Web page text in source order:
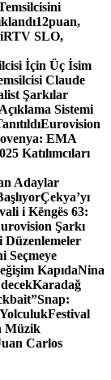
12puan,
RTV SLO,
İçin Üç İsim
Claude
Şarkılar
Sistemi
Eurovision
EMA
Katılımcıları
Adaylar
Çekya’yı
i Këngës 63:
Şarkı
Düzenlemeler
Seçmeye
KapıdaNina
Karadağ
Snap:
Festival
Müzik
Carlos